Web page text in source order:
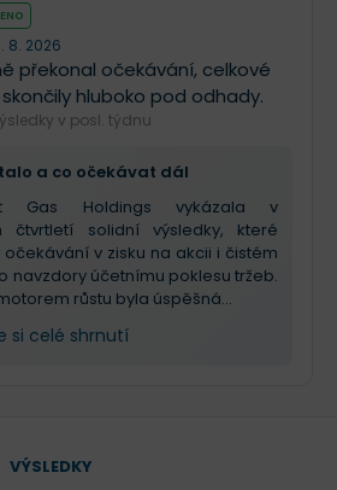
8. 2026
překonal očekávání, celkové
hluboko pod odhady.
v posl. týdnu
a co očekávat dál
Gas Holdings vykázala v
čtvrtletí solidní výsledky, které
v zisku na akcii i čistém
navzdory účetnímu poklesu tržeb.
růstu byla úspěšná...
si celé shrnutí
VÝSLEDKY